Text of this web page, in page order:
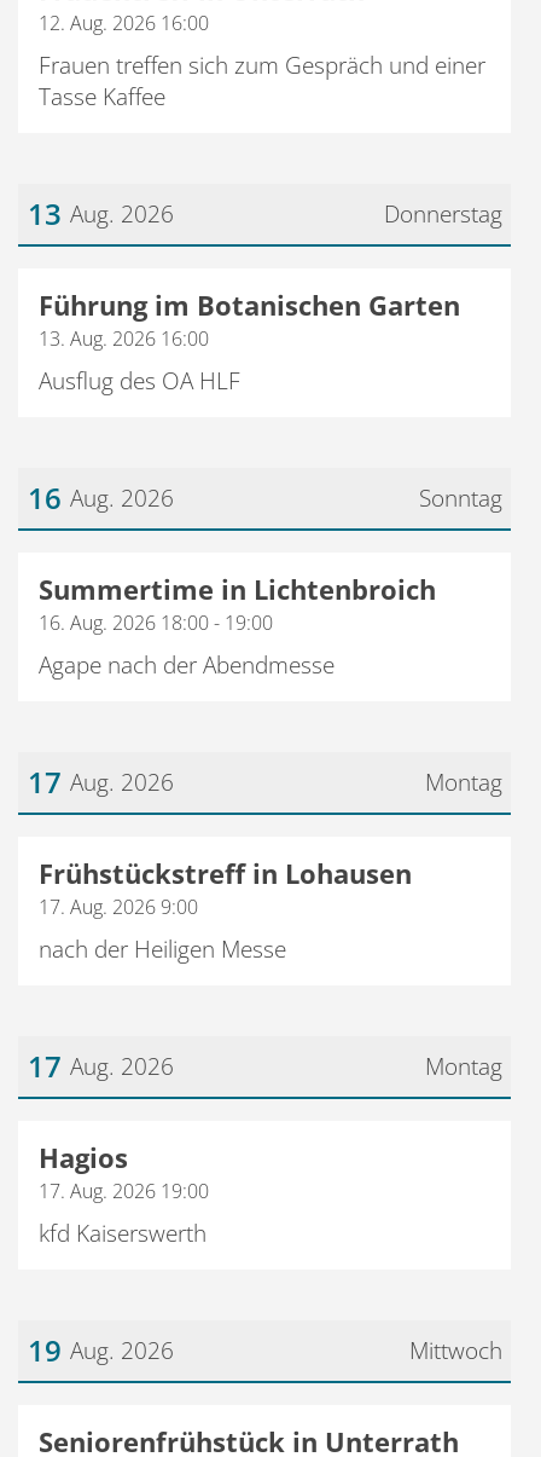
12. Aug. 2026 16:00
Frauen treffen sich zum Gespräch und einer
Tasse Kaffee
Donnerstag
13 Aug. 2026
Führung im Botanischen Garten
13. Aug. 2026 16:00
Ausflug des OA HLF
Sonntag
16 Aug. 2026
Summertime in Lichtenbroich
16. Aug. 2026 18:00 - 19:00
Agape nach der Abendmesse
Montag
17 Aug. 2026
Frühstückstreff in Lohausen
17. Aug. 2026 9:00
nach der Heiligen Messe
Montag
17 Aug. 2026
Hagios
17. Aug. 2026 19:00
kfd Kaiserswerth
Mittwoch
19 Aug. 2026
Seniorenfrühstück in Unterrath